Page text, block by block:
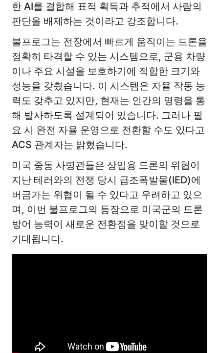
한 AI를 결합해 표적 획득과 추적에서 사람의
판단을 배제하는 것이라고 강조합니다.
불프로그는 전장에서 빠르게 움직이는 드론을
정확히 타격할 수 있는 시스템으로, 군용 차량
이나 주요 시설을 보호하기에 적합한 크기와
성능을 갖췄습니다. 이 시스템은 자율 작동 능
력도 갖추고 있지만, 현재는 인간의 명령을 통
해 발사하도록 설계되어 있습니다. 그러나 필
요 시 완전 자율 운영으로 전환할 수도 있다고
ACS 관계자는 밝혔습니다.
미국 중동 사령관들은 상업용 드론의 위협이
지난 테러와의 전쟁 당시 급조폭발물(IED)에
버금가는 위협이 될 수 있다고 우려하고 있으
며, 이번 불프로그의 등장으로 미국군의 드론
방어 능력이 새로운 전환점을 맞이할 것으로
기대됩니다.